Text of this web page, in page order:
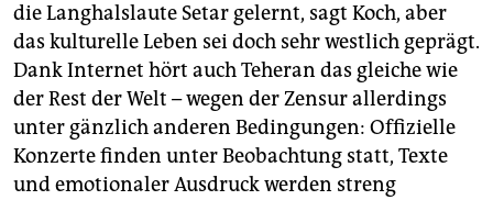
die Langhalslaute Setar gelernt, sagt Koch, aber
das kulturelle Leben sei doch sehr westlich geprägt.
Dank Internet hört auch Teheran das gleiche wie
der Rest der Welt – wegen der Zensur allerdings
unter gänzlich anderen Bedingungen: Offizielle
Konzerte finden unter Beobachtung statt, Texte
und emotionaler Ausdruck werden streng